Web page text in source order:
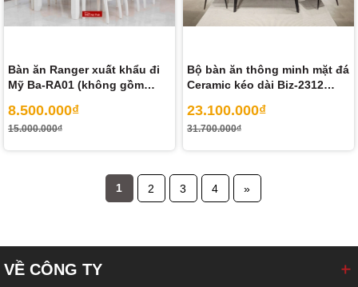
Bàn ăn Ranger xuất khẩu đi
Mỹ Ba-RA01 (không gồm
8.500.000₫
15.000.000₫
Bộ bàn ăn thông minh mặt đá
Ceramic kéo dài Biz-2312
23.100.000₫
31.700.000₫
1 2 3 4 »
VỀ CÔNG TY